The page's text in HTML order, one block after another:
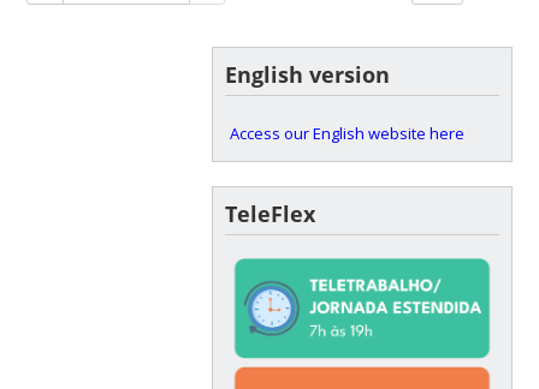
English version
Access our English website here
TeleFlex